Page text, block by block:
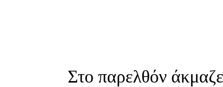
Στο παρελθόν